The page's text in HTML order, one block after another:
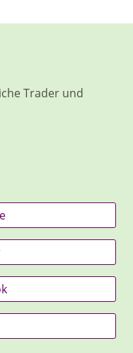
Trader und